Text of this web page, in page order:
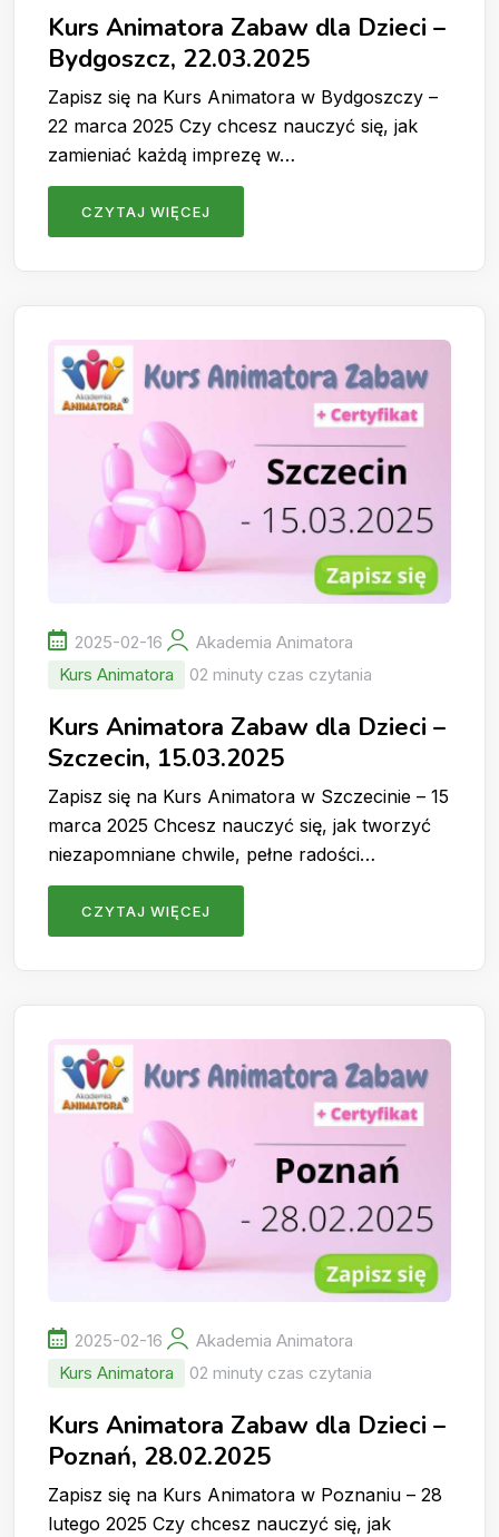
Kurs Animatora Zabaw dla Dzieci –
Bydgoszcz, 22.03.2025
Zapisz się na Kurs Animatora w Bydgoszczy –
22 marca 2025 Czy chcesz nauczyć się, jak
zamieniać każdą imprezę w…
CZYTAJ WIĘCEJ
2025-02-16
Akademia Animatora
Kurs Animatora
02 minuty czas czytania
Kurs Animatora Zabaw dla Dzieci –
Szczecin, 15.03.2025
Zapisz się na Kurs Animatora w Szczecinie – 15
marca 2025 Chcesz nauczyć się, jak tworzyć
niezapomniane chwile, pełne radości…
CZYTAJ WIĘCEJ
2025-02-16
Akademia Animatora
Kurs Animatora
02 minuty czas czytania
Kurs Animatora Zabaw dla Dzieci –
Poznań, 28.02.2025
Zapisz się na Kurs Animatora w Poznaniu – 28
lutego 2025 Czy chcesz nauczyć się, jak